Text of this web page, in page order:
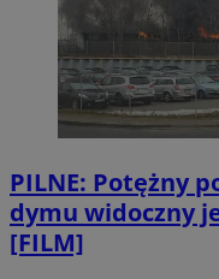
PILNE: Potężny
dymu widoczny
[FILM]